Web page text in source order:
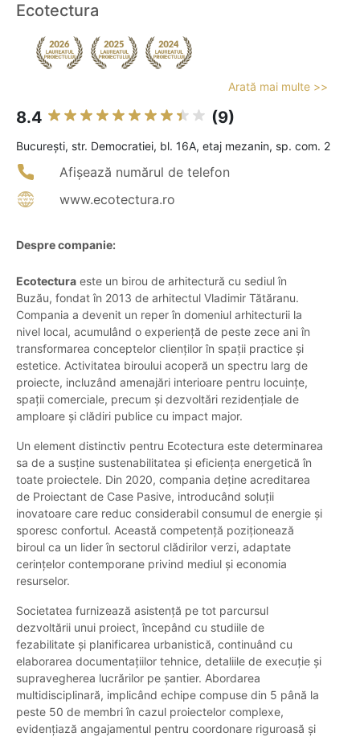
Ecotectura
Arată mai multe >>
8.4 (9)
Bucureşti, str. Democratiei, bl. 16A, etaj mezanin, sp. com. 2
Afișează numărul de telefon
www.ecotectura.ro
Despre companie:
Ecotectura este un birou de arhitectură cu sediul în
Buzău, fondat în 2013 de arhitectul Vladimir Tătăranu.
Compania a devenit un reper în domeniul arhitecturii la
nivel local, acumulând o experiență de peste zece ani în
transformarea conceptelor clienților în spații practice și
estetice. Activitatea biroului acoperă un spectru larg de
proiecte, incluzând amenajări interioare pentru locuințe,
spații comerciale, precum și dezvoltări rezidențiale de
amploare și clădiri publice cu impact major.
Un element distinctiv pentru Ecotectura este determinarea
sa de a susține sustenabilitatea și eficiența energetică în
toate proiectele. Din 2020, compania deține acreditarea
de Proiectant de Case Pasive, introducând soluții
inovatoare care reduc considerabil consumul de energie și
sporesc confortul. Această competență poziționează
biroul ca un lider în sectorul clădirilor verzi, adaptate
cerințelor contemporane privind mediul și economia
resurselor.
Societatea furnizează asistență pe tot parcursul
dezvoltării unui proiect, începând cu studiile de
fezabilitate și planificarea urbanistică, continuând cu
elaborarea documentațiilor tehnice, detaliile de execuție și
supravegherea lucrărilor pe șantier. Abordarea
multidisciplinară, implicând echipe compuse din 5 până la
peste 50 de membri în cazul proiectelor complexe,
evidențiază angajamentul pentru coordonare riguroasă și